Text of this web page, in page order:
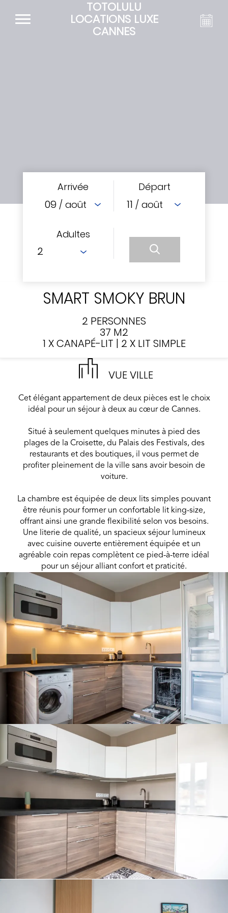
TOTOLULU
LOCATIONS LUXE
CANNES
Arrivée
09 / août
Départ
11 / août
Adultes
SMART SMOKY BRUN
2 PERSONNES
37 M2
1 X CANAPÉ-LIT | 2 X LIT SIMPLE
VUE VILLE
Cet élégant appartement de deux pièces est le choix
idéal pour un séjour à deux au cœur de Cannes.
Situé à seulement quelques minutes à pied des
plages de la Croisette, du Palais des Festivals, des
restaurants et des boutiques, il vous permet de
profiter pleinement de la ville sans avoir besoin de
voiture.
La chambre est équipée de deux lits simples pouvant
être réunis pour former un confortable lit king-size,
offrant ainsi une grande flexibilité selon vos besoins.
Une literie de qualité, un spacieux séjour lumineux
avec cuisine ouverte entièrement équipée et un
agréable coin repas complètent ce pied-à-terre idéal
pour un séjour alliant confort et praticité.